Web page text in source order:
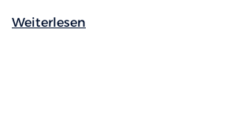
Weiterlesen